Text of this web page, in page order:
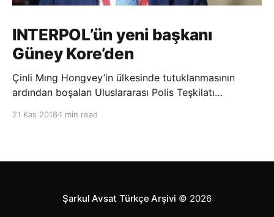
INTERPOL’ün yeni başkanı
Güney Kore’den
Çinli Mıng Hongvey’in ülkesinde tutuklanmasının
ardından boşalan Uluslararası Polis Teşkilatı
21 Kas 2018 1 min read
Şarkul Avsat Türkçe Arşivi © 2026